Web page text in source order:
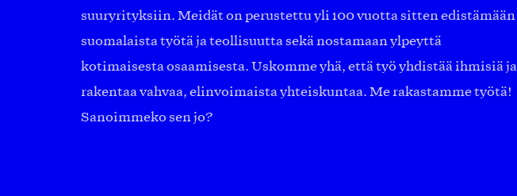
suuryrityksiin. Meidät on perustettu yli 100 vuotta sitten edistämään
suomalaista työtä ja teollisuutta sekä nostamaan ylpeyttä
kotimaisesta osaamisesta. Uskomme yhä, että työ yhdistää ihmisiä ja
rakentaa vahvaa, elinvoimaista yhteiskuntaa. Me rakastamme työtä!
Sanoimmeko sen jo?